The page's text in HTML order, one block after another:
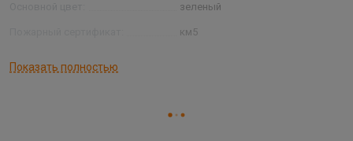
зеленый
км5
Показать полностью